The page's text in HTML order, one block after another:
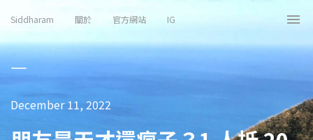
Siddharam 關於 官方網站 IG
December 11, 2022